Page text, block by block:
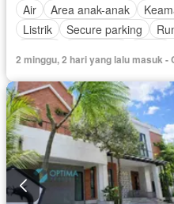
Air
Area anak-anak
Listrik
Secure parking
2 minggu, 2 hari yang lalu masuk -